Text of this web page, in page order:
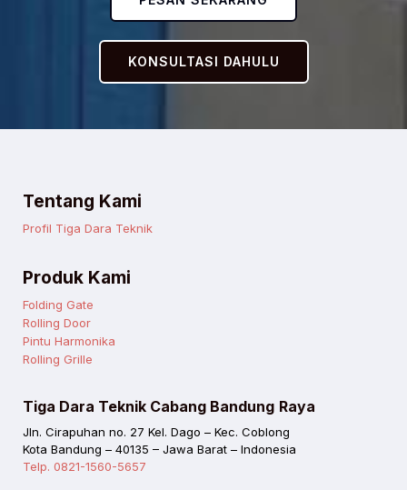
KONSULTASI DAHULU
Tentang Kami
Profil Tiga Dara Teknik
Produk Kami
Folding Gate
Rolling Door
Pintu Harmonika
Rolling Grille
Tiga Dara Teknik Cabang Bandung Raya
Jln. Cirapuhan no. 27 Kel. Dago – Kec. Coblong
Kota Bandung – 40135 – Jawa Barat – Indonesia
Telp. 0821-1560-5657